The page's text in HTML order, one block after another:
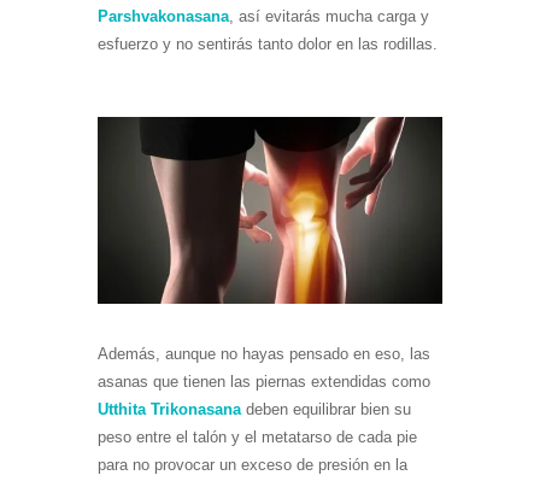
Parshvakonasana, así evitarás mucha carga y
esfuerzo y no sentirás tanto dolor en las rodillas.
Además, aunque no hayas pensado en eso, las
asanas que tienen las piernas extendidas como
Utthita Trikonasanadeben equilibrar bien su
peso entre el talón y el metatarso de cada pie
para no provocar un exceso de presión en la